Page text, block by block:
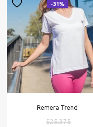
-31%
Remera Trend
$25.375El